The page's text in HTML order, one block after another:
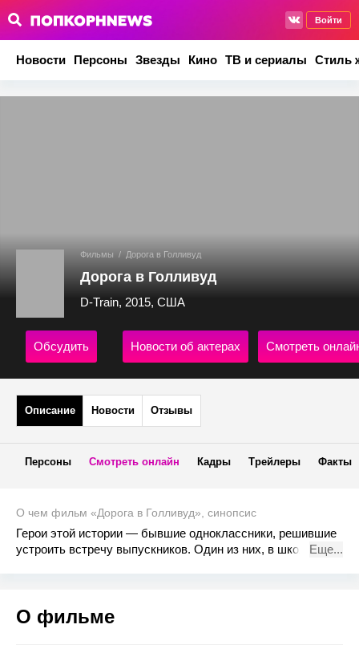
Войти
Новости Персоны Звезды Кино ТВ и сериалы Стиль
Фильмы / Дорога в Голливуд
Дорога в Голливуд
D-Train, 2015, США
Обсудить Новости об актерах Смотреть
Описание Новости Отзывы
Персоны Смотреть онлайн Кадры Трейлеры Факты
О чем фильм «Дорога в Голливуд», синопсис
Герои этой истории — бывшие одноклассники, решившие
устроить встречу выпускников. Один из них, в школе
привезти на него самого популярного парня в школе, а
ныне — актера-неудачника, снимающегося главным
Еще...
О фильме